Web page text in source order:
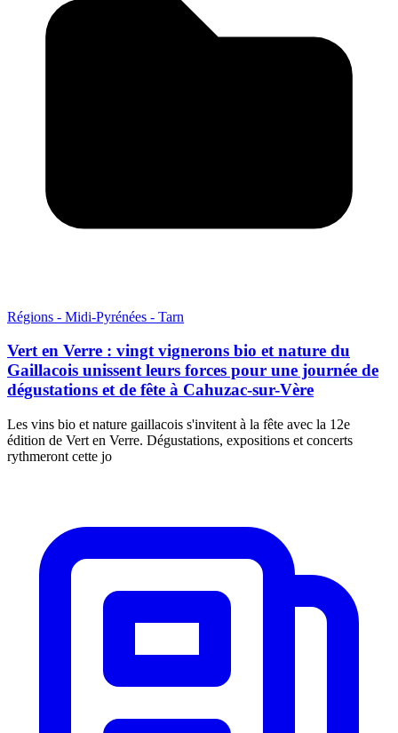
Régions - Midi-Pyrénées - Tarn
Vert en Verre : vingt vignerons bio et nature du
Gaillacois unissent leurs forces pour une journée de
dégustations et de fête à Cahuzac-sur-Vère
Les vins bio et nature gaillacois s'invitent à la fête avec la 12e
édition de Vert en Verre. Dégustations, expositions et concerts
rythmeront cette jo